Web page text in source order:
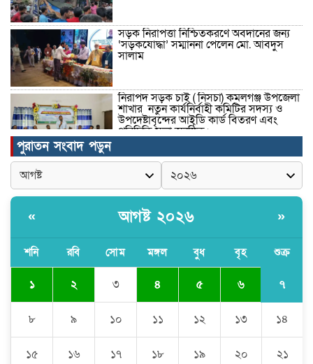
সড়ক নিরাপত্তা নিশ্চিতকরণে অবদানের জন্য
‘সড়কযোদ্ধা’ সম্মাননা পেলেন মো. আবদুস
সালাম
নিরাপদ সড়ক চাই ( নিসচা) কমলগঞ্জ উপজেলা
শাখার নতুন কার্যনির্বাহী কমিটির সদস্য ও
উপদেষ্টাবৃন্দের আইডি কার্ড বিতরণ এবং
পরিচিতি সভা অনুষ্ঠিত।
পত্নীতলা থানা পুলিশের মাদকবিরোধী
অভিযানে আটক ১
বৈষম্য-সন্ত্রাসী-চাঁদাবাজি-দলীয়করণ করতেই
অধ্যক্ষ নজরুল ইসলাম
ঠাকুরগাঁওয়ে ইজিবাইক চোরচক্রের ৩ সদস্য
গ্রেপ্তার, বিপুল পরিমাণ যন্ত্রাংশ উদ্ধার ‎
মুন্সীগঞ্জের টংগীবাড়ীতে ৭ ফুট ৬ ইঞ্চি উচ্চতার
পুরাতন সংবাদ পড়ুন
« আগষ্ট ২০২৬ »
শনি রবি সোম মঙ্গল বুধ বৃহ শুক্র
১ ২ ৩ ৪ ৫ ৬ ৭
৮ ৯ ১০ ১১ ১২ ১৩ ১৪
১৫ ১৬ ১৭ ১৮ ১৯ ২০ ২১